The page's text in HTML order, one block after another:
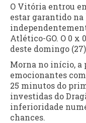
O Vitória entrou
estar garantido na
Atlético-GO. O 0 x
deste domingo
Morna no início, a
emocionantes
25 minutos do
investidas do
inferioridade
chances.